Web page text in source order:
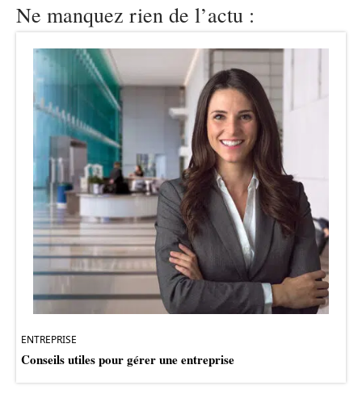
Ne manquez rien de l’actu :
ENTREPRISE
Conseils utiles pour gérer une entreprise